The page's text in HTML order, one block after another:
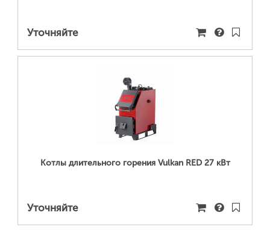
Уточняйте
ПОДРОБНЕЕ...
Котлы длительного горения Vulkan RED 27 кВт
Уточняйте